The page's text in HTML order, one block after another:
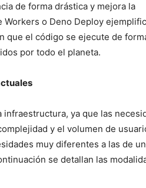
de forma drástica y mejora la
o Deno Deploy
que el código se ejecute de
por todo el planeta.
ya que las
y el volumen de
muy diferentes a las de
se detallan las